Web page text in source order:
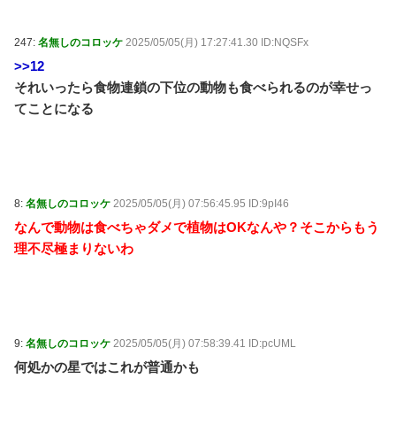
247: 名無しのコロッケ 2025/05/05(月) 17:27:41.30 ID:NQSFx
>>12
それいったら食物連鎖の下位の動物も食べられるのが幸せっ
てことになる
8: 名無しのコロッケ 2025/05/05(月) 07:56:45.95 ID:9pI46
なんで動物は食べちゃダメで植物はOKなんや？そこからもう
理不尽極まりないわ
9: 名無しのコロッケ 2025/05/05(月) 07:58:39.41 ID:pcUML
何処かの星ではこれが普通かも